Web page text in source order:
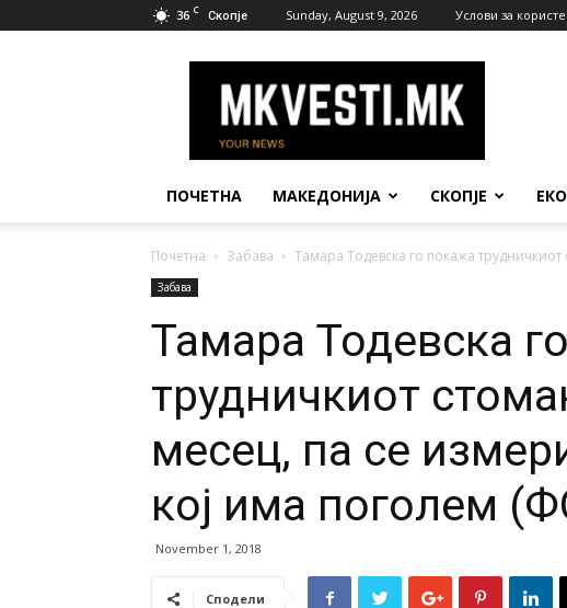
36 C Скопје Sunday, August 9, 2026 Услови за
Вести
ПОЧЕТНА МАКЕДОНИЈА СКОПЈЕ
Почетна Забава Тамара Тодевска го покажа
Забава
Тамара Тодевска
трудничкиот
месец, па се
кој има поголем
November 1, 2018
Сподели